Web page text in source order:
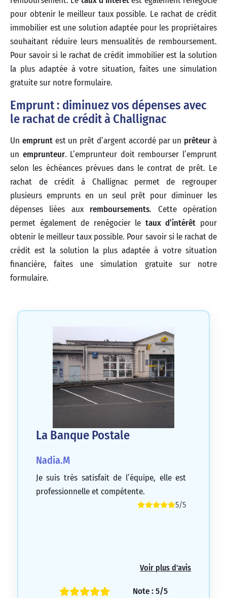
pour obtenir le meilleur taux possible. Le rachat de crédit
immobilier est une solution adaptée pour les propriétaires
souhaitant réduire leurs mensualités de remboursement.
Pour savoir si le rachat de crédit immobilier est la solution
la plus adaptée à votre situation, faites une simulation
gratuite sur notre formulaire.
Emprunt : diminuez vos dépenses avec
le rachat de crédit à Challignac
Un empruntest un prêt d’argent accordé par un prêteur à
un emprunteur. L’emprunteur doit rembourser l’emprunt
selon les échéances prévues dans le contrat de prêt. Le
rachat de crédit à Challignac permet de regrouper
plusieurs emprunts en un seul prêt pour diminuer les
dépenses liées aux remboursements. Cette opération
permet également de renégocier le taux d’intérêt pour
obtenir le meilleur taux possible. Pour savoir si le rachat de
crédit est la solution la plus adaptée à votre situation
financière, faites une simulation gratuite sur notre
formulaire.
La Banque Postale
Nadia.M
Je suis très satisfait de l’équipe, elle est
professionnelle et compétente.
5/5
Voir plus d'avis
Note : 5/5